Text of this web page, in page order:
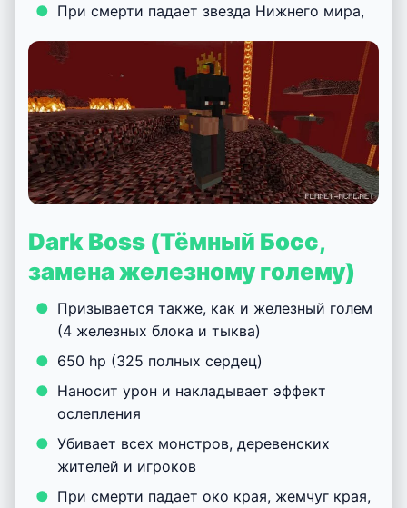
При смерти падает звезда Нижнего мира,
Dark Boss (Тёмный Босс,
замена железному голему)
Призывается также, как и железный голем
(4 железных блока и тыква)
650 hp (325 полных сердец)
Наносит урон и накладывает эффект
ослепления
Убивает всех монстров, деревенских
жителей и игроков
При смерти падает око края, жемчуг края,